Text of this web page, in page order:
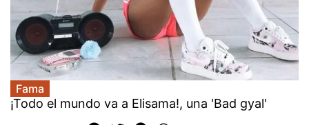
Fama
¡Todo el mundo va a Elisama!, una 'Bad gyal'